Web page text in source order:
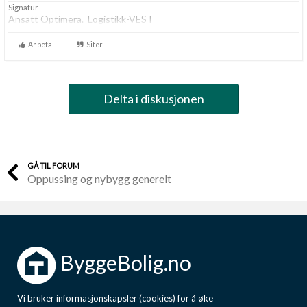
Signatur
Ansatt Optimera. Logistikk-VEST
Anbefal Siter
Delta i diskusjonen
GÅ TIL FORUM
Oppussing og nybygg generelt
ByggeBolig.no
Vi bruker informasjonskapsler (cookies) for å øke